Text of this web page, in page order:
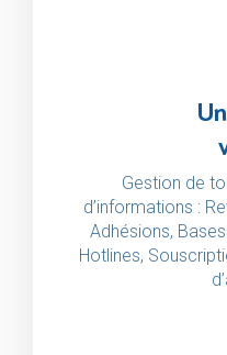
Gestion de
d’informations :
Adhésions,
Hotlines,